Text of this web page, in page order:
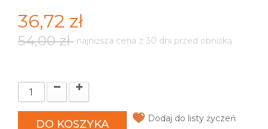
36,72 zł
54,00 zł najniższa cena z 30 dni przed obniżką
DO KOSZYKA Dodaj do listy życzeń